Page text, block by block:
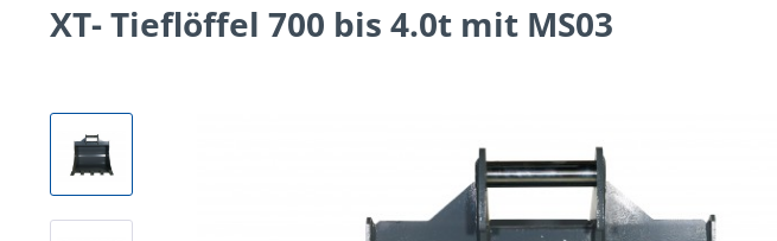
XT- Tieflöffel 700 bis 4.0t mit MS03